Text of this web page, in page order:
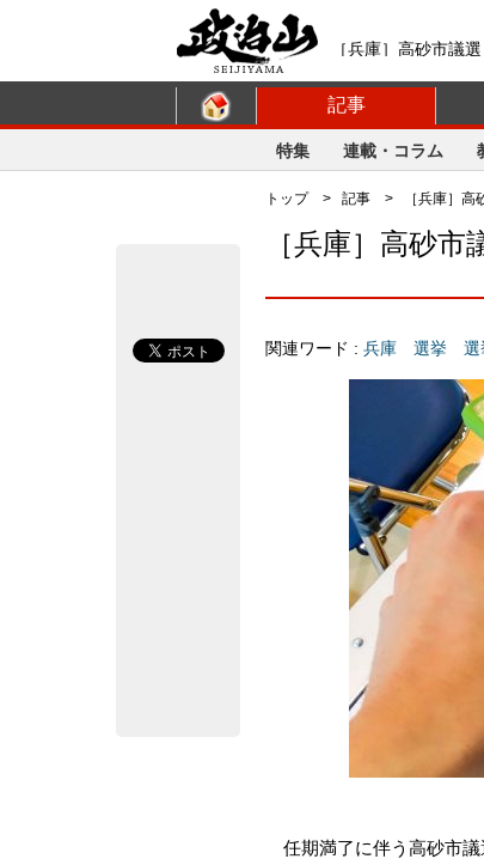
［兵庫］高砂市議
記事
特集 連載・コラム
トップ> 記事 > ［兵庫］高
［兵庫］高砂
関連ワード : 兵庫 選挙 選
任期満了に伴う高砂市議